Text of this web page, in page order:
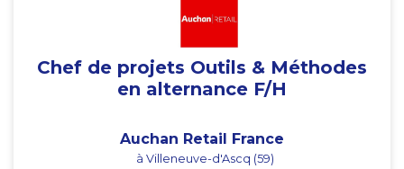
Chef de projets Outils & Méthodes
en alternance F/H
Auchan Retail France
à Villeneuve-d'Ascq (59)